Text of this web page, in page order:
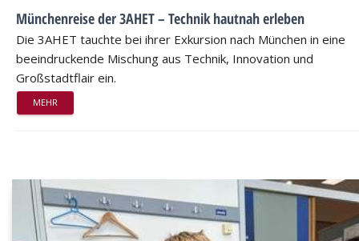
Münchenreise der 3AHET – Technik hautnah erleben
Die 3AHET tauchte bei ihrer Exkursion nach München in eine
beeindruckende Mischung aus Technik, Innovation und
Großstadtflair ein.
MEHR